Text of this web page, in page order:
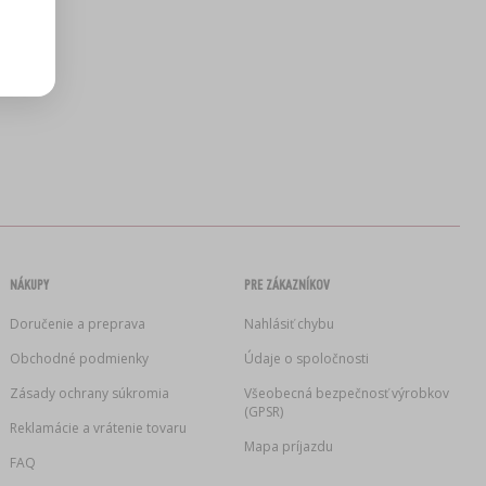
NÁKUPY
Doručenie a preprava
Obchodné podmienky
Zásady ochrany súkromia
Reklamácie a vrátenie tovaru
FAQ
PRE ZÁKAZNÍKOV
Nahlásiť chybu
Údaje o spoločnosti
Všeobecná bezpečnosť výrobkov
(GPSR)
Mapa príjazdu